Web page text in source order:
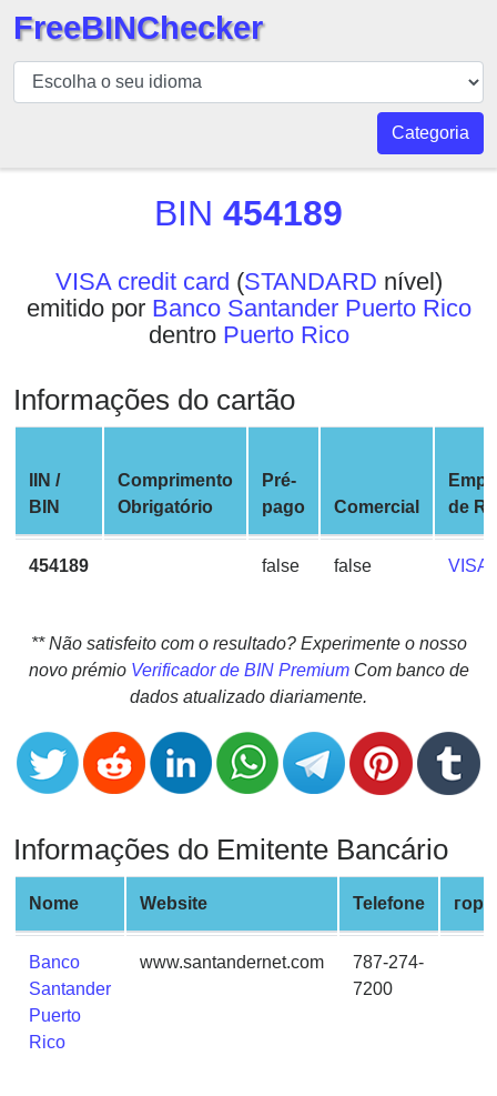
BIN
Verificador
BIN
BIN
Checker
BIN
CC
Generator
from
Banks
Credit
Card
Credit
Card
Generator
Credit
Card
Generator
Generate
Credit
Card
from
BIN
FreeBINChecker
Categoria
BIN 454189
VISA credit card (STANDARD nível)
emitido por Banco Santander Puerto Rico
dentro Puerto Rico
Informações do cartão
IIN /
BIN
Comprimento
Obrigatório
Pré-
pago
Comercial
de
454189 false false VISA
** Não satisfeito com o resultado? Experimente o nosso
novo prémio Verificador de BIN PremiumCom banco de
dados atualizado diariamente.
Informações do Emitente Bancário
Nome Website Telefone
Banco
Santander
Puerto
Rico
www.santandernet.com
787-274-
7200